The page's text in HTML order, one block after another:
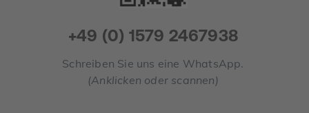
+49 (0) 1579 2467938
Schreiben Sie uns eine WhatsApp.
(Anklicken oder scannen)